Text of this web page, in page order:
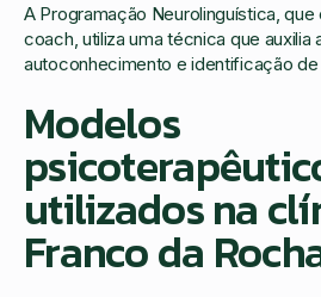
A Programação Neurolinguística,
coach, utiliza uma técnica que auxilia
autoconhecimento e identificação
Modelos
utilizados na
Franco da